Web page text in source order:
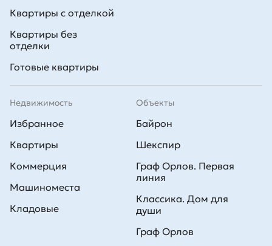
Квартиры с отделкой
Квартиры без
отделки
Готовые квартиры
Недвижимость
Избранное
Квартиры
Коммерция
Машиноместа
Кладовые
Объекты
Байрон
Шекспир
Граф Орлов. Первая
линия
Классика. Дом для
души
Граф Орлов